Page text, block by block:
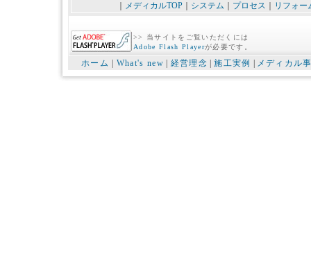
メディカルTOP｜ システム プロセス リフォー
>> 当サイトをご覧いただくには
Adobe Flash Playerが必要です。
ホーム What's new 経営理念 施工実例 メディカル